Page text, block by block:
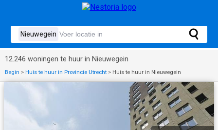
12.246 woningen te huur in Nieuwegein
Begin > Huis te huur in Provincie Utrecht > Huis te huur in Nieuwegein